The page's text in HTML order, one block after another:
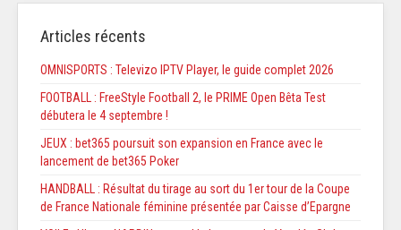
Articles récents
OMNISPORTS : Televizo IPTV Player, le guide complet 2026
FOOTBALL : FreeStyle Football 2, le PRIME Open Bêta Test
débutera le 4 septembre !
JEUX : bet365 poursuit son expansion en France avec le
lancement de bet365 Poker
HANDBALL : Résultat du tirage au sort du 1er tour de la Coupe
de France Nationale féminine présentée par Caisse d’Epargne